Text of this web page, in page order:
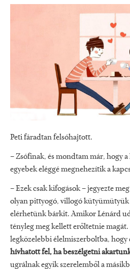
Peti fáradtan felsóhajtott.
– Zsófinak, és mondtam már, hogy
egyebek eléggé megnehezítik a
– Ezek csak kifogások – jegyezte
olyan pittyogó, villogó
elérhetünk bárkit. Amikor Lénárd
tényleg meg kellett erőltetnie
legközelebbi élelmiszerboltba, hogy
hívhatott fel, ha beszélgetni
ugrálnak egyik szerelemből a